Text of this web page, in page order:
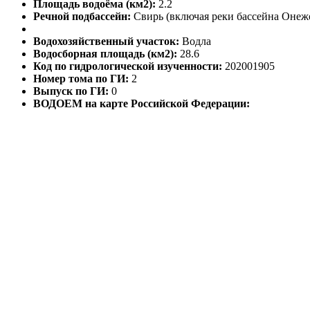
Площадь водоёма (км2): 2.2
Речной подбассейн: Свирь (включая реки бассейна
Водохозяйственный участок: Водла
Водосборная площадь (км2): 28.6
Код по гидрологической изученности: 202001905
Номер тома по ГИ: 2
Выпуск по ГИ: 0
ВОДОЕМ на карте Российской Федерации: